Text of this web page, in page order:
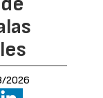
2026